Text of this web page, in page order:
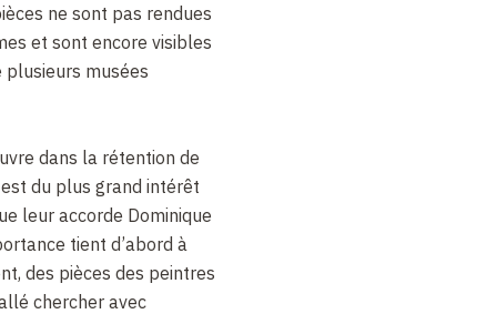
ne sont pas rendues
et sont encore visibles
plusieurs musées
dans la rétention de
du plus grand intérêt
leur accorde Dominique
tient d’abord à
des pièces des peintres
chercher avec